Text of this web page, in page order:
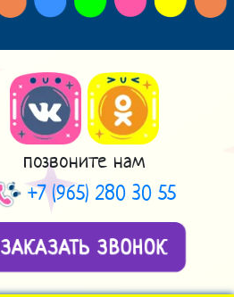
позвоните нам
+7 (965) 280 30 55
ЗАКАЗАТЬ ЗВОНОК